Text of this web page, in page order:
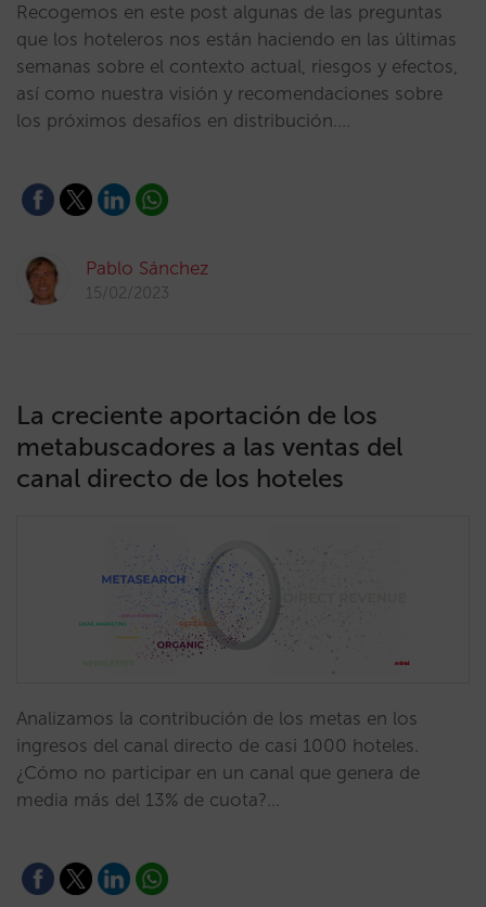
Recogemos en este post algunas de las preguntas
que los hoteleros nos están haciendo en las últimas
semanas sobre el contexto actual, riesgos y efectos,
así como nuestra visión y recomendaciones sobre
los próximos desafíos en distribución.…
Pablo Sánchez
15/02/2023
La creciente aportación de los
metabuscadores a las ventas del
canal directo de los hoteles
Analizamos la contribución de los metas en los
ingresos del canal directo de casi 1000 hoteles.
¿Cómo no participar en un canal que genera de
media más del 13% de cuota?…